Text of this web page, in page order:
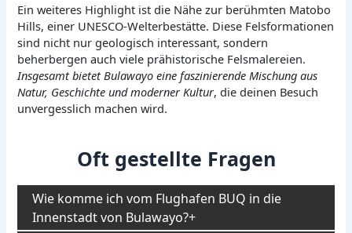
Ein weiteres Highlight ist die Nähe zur berühmten Matobo
Hills, einer UNESCO-Welterbestätte. Diese Felsformationen
sind nicht nur geologisch interessant, sondern
beherbergen auch viele prähistorische Felsmalereien.
Insgesamt bietet Bulawayo eine faszinierende Mischung aus
Natur, Geschichte und moderner Kultur, die deinen Besuch
unvergesslich machen wird.
Oft gestellte Fragen
Wie komme ich vom Flughafen BUQ in die
Innenstadt von Bulawayo?